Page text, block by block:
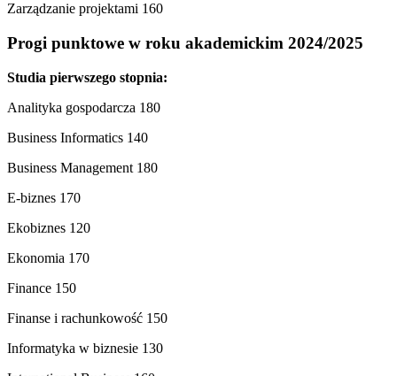
Zarządzanie projektami 160
Progi punktowe w roku akademickim 2024/2025
Studia pierwszego stopnia:
Analityka gospodarcza 180
Business Informatics 140
Business Management 180
E-biznes 170
Ekobiznes 120
Ekonomia 170
Finance 150
Finanse i rachunkowość 150
Informatyka w biznesie 130